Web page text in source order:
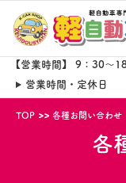
【営業時間】 9：30～
営業時間・定休日
TOP 各種お問い合わせ
各